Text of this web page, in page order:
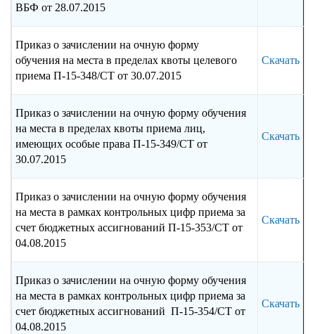
ВБФ от 28.07.2015
Приказ о зачислении на очную форму
обучения на места в пределах квоты целевого
приема П-15-348/СТ от 30.07.2015
Скачать
Приказ о зачислении на очную форму обучения
на места в пределах квоты приема лиц,
имеющих особые права П-15-349/СТ от
30.07.2015
Скачать
Приказ о зачислении на очную форму обучения
на места в рамках контрольных цифр приема за
счет бюджетных ассигнований П-15-353/СТ от
04.08.2015
Скачать
Приказ о зачислении на очную форму обучения
на места в рамках контрольных цифр приема за
счет бюджетных ассигнований П-15-354/СТ от
04.08.2015
Скачать